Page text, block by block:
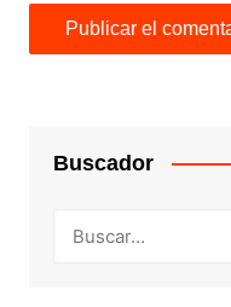
Buscador